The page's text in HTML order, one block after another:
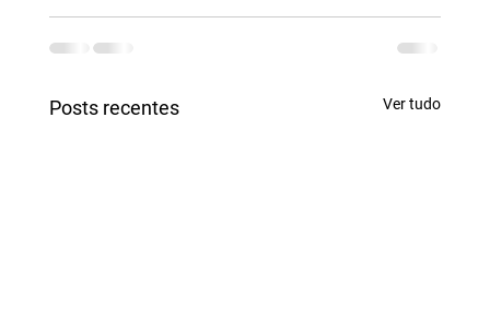
Posts recentes Ver tudo